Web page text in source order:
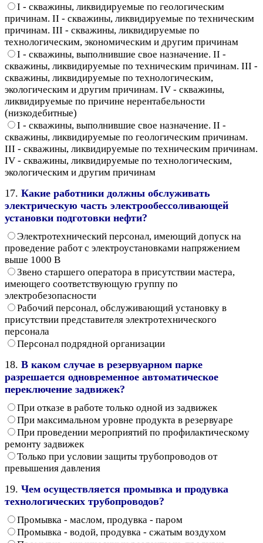
I - скважины, ликвидируемые по геологическим
причинам. II - скважины, ликвидируемые по техническим
причинам. III - скважины, ликвидируемые по
технологическим, экономическим и другим причинам
I - скважины, выполнившие свое назначение. II -
скважины, ликвидируемые по техническим причинам. III -
скважины, ликвидируемые по технологическим,
экологическим и другим причинам. IV - скважины,
ликвидируемые по причине нерентабельности
(низкодебитные)
I - скважины, выполнившие свое назначение. II -
скважины, ликвидируемые по геологическим причинам.
III - скважины, ликвидируемые по техническим причинам.
IV - скважины, ликвидируемые по технологическим,
экологическим и другим причинам
17. Какие работники должны обслуживать
электрическую часть электрообессоливающей
установки подготовки нефти?
Электротехнический персонал, имеющий допуск на
проведение работ с электроустановками напряжением
выше 1000 В
Звено старшего оператора в присутствии мастера,
имеющего соответствующую группу по
электробезопасности
Рабочий персонал, обслуживающий установку в
присутствии представителя электротехнического
персонала
Персонал подрядной организации
18. В каком случае в резервуарном парке
разрешается одновременное автоматическое
переключение задвижек?
При отказе в работе только одной из задвижек
При максимальном уровне продукта в резервуаре
При проведении мероприятий по профилактическому
ремонту задвижек
Только при условии защиты трубопроводов от
превышения давления
19. Чем осуществляется промывка и продувка
технологических трубопроводов?
Промывка - маслом, продувка - паром
Промывка - водой, продувка - сжатым воздухом